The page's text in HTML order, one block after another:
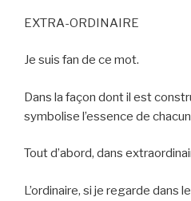
EXTRA-ORDINAIRE
Je suis fan de ce mot.
Dans la façon dont il est
symbolise l’essence de
Tout d’abord, dans
L’ordinaire, si je regarde dans